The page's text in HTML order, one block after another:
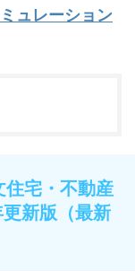
ュレーション
住宅・不動産
新版（最新